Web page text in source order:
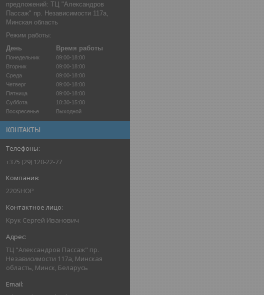
предложений: ТЦ "Александров
Пассаж" пр. Независимости 117а,
Минская область
Режим работы:
День
Время работы
Понедельник
09:00-18:00
Вторник
09:00-18:00
Среда
09:00-18:00
Четверг
09:00-18:00
Пятница
09:00-18:00
Суббота
10:30-15:00
Воскресенье
Выходной
КОНТАКТЫ
+375 (29) 120-22-77
220SHOP
Крук Сергей Иванович
ТЦ "Александров Пассаж" пр.
Независимости 117а, Минская
область, Минск, Беларусь